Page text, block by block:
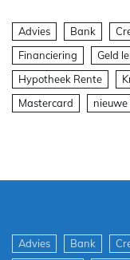
Advies Bank
Financiering
Geld
Hypotheek Rente
Mastercard
Advies Bank